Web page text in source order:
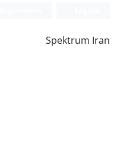
Spektrum Iran